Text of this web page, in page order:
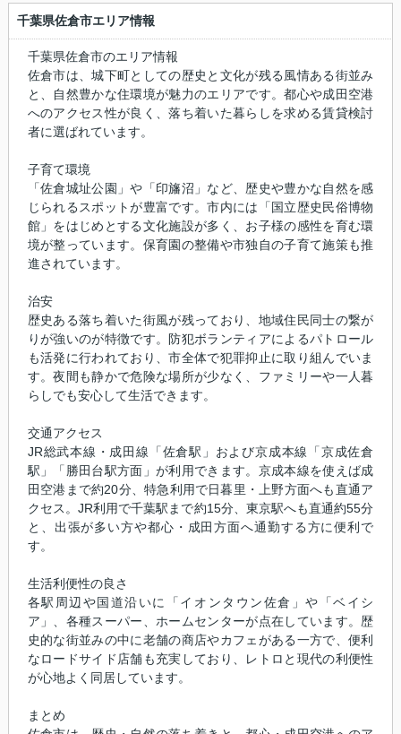
千葉県佐倉市エリア情報
千葉県佐倉市のエリア情報
佐倉市は、城下町としての歴史と文化が残る風情ある街並み
と、自然豊かな住環境が魅力のエリアです。都心や成田空港
へのアクセス性が良く、落ち着いた暮らしを求める賃貸検討
者に選ばれています。
子育て環境
「佐倉城址公園」や「印旛沼」など、歴史や豊かな自然を感
じられるスポットが豊富です。市内には「国立歴史民俗博物
館」をはじめとする文化施設が多く、お子様の感性を育む環
境が整っています。保育園の整備や市独自の子育て施策も推
進されています。
治安
歴史ある落ち着いた街風が残っており、地域住民同士の繋が
りが強いのが特徴です。防犯ボランティアによるパトロール
も活発に行われており、市全体で犯罪抑止に取り組んでいま
す。夜間も静かで危険な場所が少なく、ファミリーや一人暮
らしでも安心して生活できます。
交通アクセス
JR総武本線・成田線「佐倉駅」および京成本線「京成佐倉
駅」「勝田台駅方面」が利用できます。京成本線を使えば成
田空港まで約20分、特急利用で日暮里・上野方面へも直通ア
クセス。JR利用で千葉駅まで約15分、東京駅へも直通約55分
と、出張が多い方や都心・成田方面へ通勤する方に便利で
す。
生活利便性の良さ
各駅周辺や国道沿いに「イオンタウン佐倉」や「ベイシ
ア」、各種スーパー、ホームセンターが点在しています。歴
史的な街並みの中に老舗の商店やカフェがある一方で、便利
なロードサイド店舗も充実しており、レトロと現代の利便性
が心地よく同居しています。
まとめ